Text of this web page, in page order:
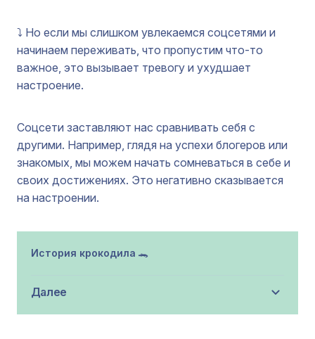
⤵️ Но если мы слишком увлекаемся соцсетями и
начинаем переживать, что пропустим что-то
важное, это вызывает тревогу и ухудшает
настроение.
Соцсети заставляют нас сравнивать себя с
другими. Например, глядя на успехи блогеров или
знакомых, мы можем начать сомневаться в себе и
своих достижениях. Это негативно сказывается
на настроении.
История крокодила 🐊
построил себе огромный дом на холме. Сначала
расстроился, что мой новый домик — просто
Далее